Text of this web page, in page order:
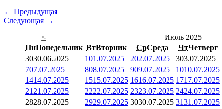
← Предыдущая
Следующая →
<
Июль 2025
ПнПонедельник ВтВторник СрСреда ЧтЧетверг
3030.06.2025 101.07.2025 202.07.2025 303.07.2025
707.07.2025 808.07.2025 909.07.2025 1010.07.2025
1414.07.2025 1515.07.2025 1616.07.2025 1717.07.2025
21 21.07.2025 2222.07.2025 2323.07.2025 2424.07.2025
2828.07.2025 2929.07.2025 3030.07.2025 3131.07.2025